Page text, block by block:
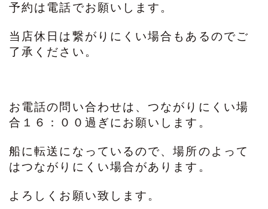
予約は電話でお願いします。
当店休日は繋がりにくい場合もあるのでご
了承ください。
お電話の問い合わせは、つながりにくい場
合１６：００過ぎにお願いします。
船に転送になっているので、場所のよって
はつながりにくい場合があります。
よろしくお願い致します。